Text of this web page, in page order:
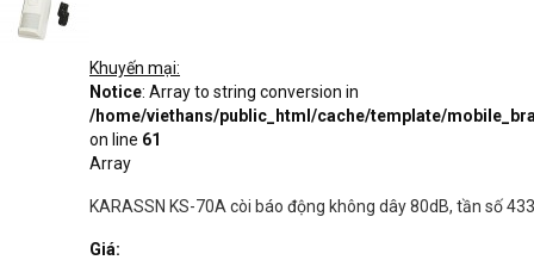
Khuyến mại:
Notice: Array to string conversion in
/home/viethans/public_html/cache/template/
on line 61
Array
KARASSN KS-70A còi báo động không dây 80dB, tần số
Giá: